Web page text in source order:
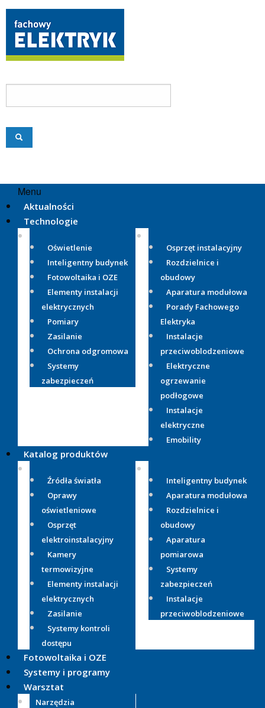
Menu
Aktualności
Technologie
Oświetlenie
Inteligentny budynek
Fotowoltaika i OZE
Elementy instalacji
elektrycznych
Pomiary
Zasilanie
Ochrona odgromowa
Systemy
zabezpieczeń
Osprzęt instalacyjny
Rozdzielnice i
obudowy
Aparatura modułowa
Porady Fachowego
Elektryka
Instalacje
przeciwoblodzeniowe
Elektryczne
ogrzewanie
podłogowe
Instalacje
elektryczne
Emobility
Katalog produktów
Źródła światła
Oprawy
oświetleniowe
Osprzęt
elektroinstalacyjny
Kamery
termowizyjne
Elementy instalacji
elektrycznych
Zasilanie
Systemy kontroli
dostępu
Inteligentny budynek
Aparatura modułowa
Rozdzielnice i
obudowy
Aparatura
pomiarowa
Systemy
zabezpieczeń
Instalacje
przeciwoblodzeniowe
Fotowoltaika i OZE
Systemy i programy
Warsztat
Narzędzia